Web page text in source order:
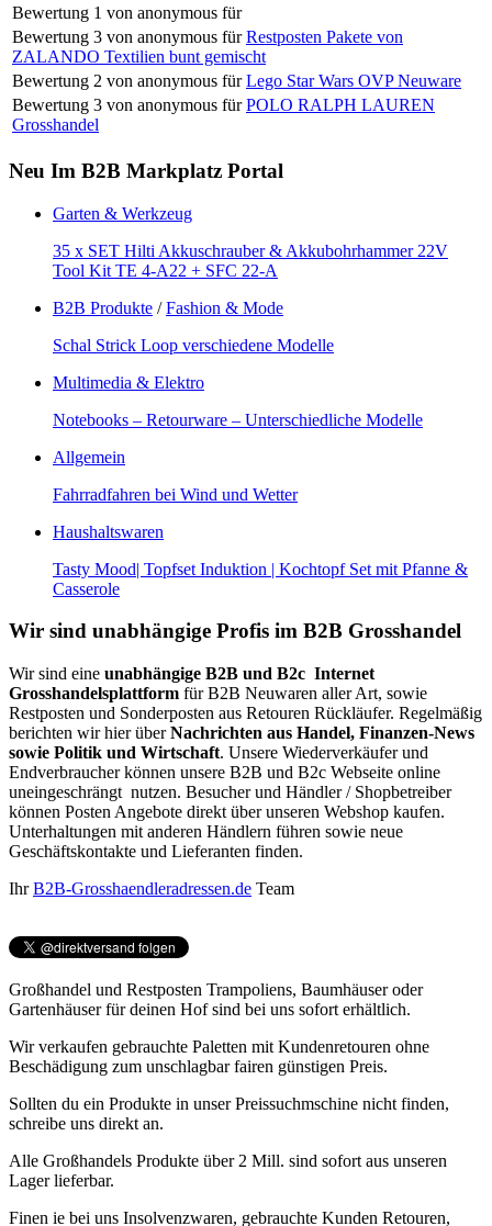
Bewertung 1 von anonymous für
Bewertung 3 von anonymous für Restposten Pakete von
ZALANDO Textilien bunt gemischt
Bewertung 2 von anonymous für Lego Star Wars OVP Neuware
Bewertung 3 von anonymous für POLO RALPH LAUREN
Grosshandel
Neu Im B2B Markplatz Portal
Garten & Werkzeug
35 x SET Hilti Akkuschrauber & Akkubohrhammer 22V
Tool Kit TE 4-A22 + SFC 22-A
B2B Produkte /Fashion & Mode
Schal Strick Loop verschiedene Modelle
Multimedia & Elektro
Notebooks – Retourware – Unterschiedliche Modelle
Allgemein
Fahrradfahren bei Wind und Wetter
Haushaltswaren
Tasty Mood| Topfset Induktion | Kochtopf Set mit Pfanne &
Casserole
Wir sind unabhängige Profis im B2B Grosshandel
Wir sind eine unabhängige B2B und B2c Internet
Grosshandelsplattform für B2B Neuwaren aller Art, sowie
Restposten und Sonderposten aus Retouren Rückläufer. Regelmäßig
berichten wir hier überNachrichten aus Handel, Finanzen-News
sowie Politik und Wirtschaft. Unsere Wiederverkäufer und
Endverbraucher können unsere B2B und B2c Webseite online
uneingeschrängt nutzen. Besucher und Händler / Shopbetreiber
können Posten Angebote direkt über unseren Webshop kaufen.
Unterhaltungen mit anderen Händlern führen sowie neue
Geschäftskontakte und Lieferanten finden.
IhrB2B-Grosshaendleradressen.de Team
Großhandel und Restposten Trampoliens, Baumhäuser oder
Gartenhäuser für deinen Hof sind bei uns sofort erhältlich.
Wir verkaufen gebrauchte Paletten mit Kundenretouren ohne
Beschädigung zum unschlagbar fairen günstigen Preis.
Sollten du ein Produkte in unser Preissuchmschine nicht finden,
schreibe uns direkt an.
Alle Großhandels Produkte über 2 Mill. sind sofort aus unseren
Lager lieferbar.
Finen ie bei uns Insolvenzwaren, gebrauchte Kunden Retouren,